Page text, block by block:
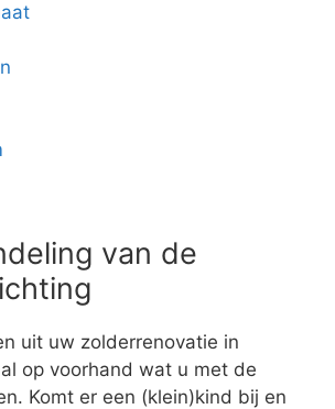
van de
uit uw zolderrenovatie in
op voorhand wat u met de
Komt er een (klein)kind bij en